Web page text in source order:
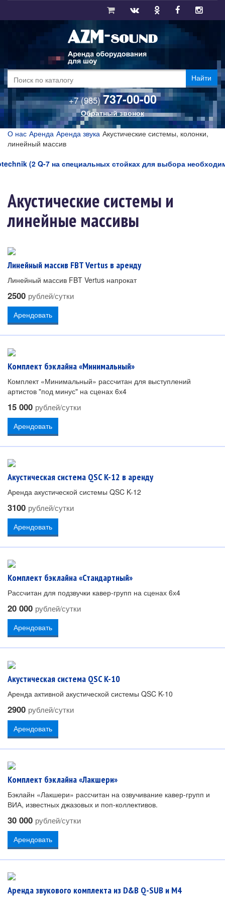
Найти
+7 (985) 737-00-00
Обратный звонок
О нас Аренда Аренда звука Акустические системы, колонки,
линейный массив
(2 Q-7 на специальных стойках для выбора
Акустические системы и
линейные массивы
Линейный массив FBT Vertus в аренду
Линейный массив FBT Vertus напрокат
2500 рублей/сутки
Арендовать
Комплект бэклайна «Минимальный»
Комплект «Минимальный» рассчитан для выступлений
артистов "под минус" на сценах 6х4
15 000 рублей/сутки
Арендовать
Акустическая система QSC K-12 в аренду
Аренда акустической системы QSC K-12
3100 рублей/сутки
Арендовать
Комплект бэклайна «Стандартный»
Рассчитан для подзвучки кавер-групп на сценах 6х4
20 000 рублей/сутки
Арендовать
Акустическая система QSC K-10
Аренда активной акустической системы QSC K-10
2900 рублей/сутки
Арендовать
Комплект бэклайна «Лакшери»
Бэклайн «Лакшери» рассчитан на озвучивание кавер-групп и
ВИА, известных джазовых и поп-коллективов.
30 000 рублей/сутки
Арендовать
Аренда звукового комплекта из D&B Q-SUB и M4